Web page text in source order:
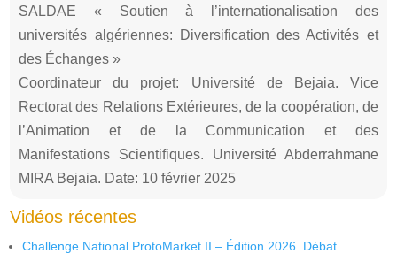
SALDAE « Soutien à l’internationalisation des
universités algériennes: Diversification des Activités et
des Échanges »
Coordinateur du projet: Université de Bejaia. Vice
Rectorat des Relations Extérieures, de la coopération, de
l’Animation et de la Communication et des
Manifestations Scientifiques. Université Abderrahmane
MIRA Bejaia. Date: 10 février 2025
Vidéos récentes
Challenge National ProtoMarket II – Édition 2026. Débat